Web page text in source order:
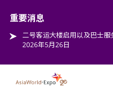
重要消息
二号客运大楼启用以及巴士服
2026年5月26日